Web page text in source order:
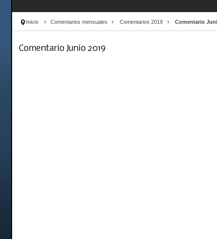
Inicio Comentarios mensuales Comentarios 2019 Comentario
Comentario Junio 2019